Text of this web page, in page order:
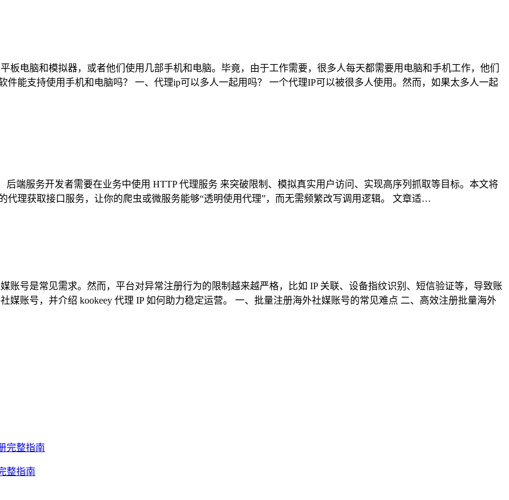
板电脑和模拟器，或者他们使用几部手机和电脑。毕竟，由于工作需要，很多人每天都需要用电脑和手机工作，他们
能支持使用手机和电脑吗？ 一、代理ip可以多人一起用吗？ 一个代理IP可以被很多人使用。然而，如果太多人一起
后端服务开发者需要在业务中使用 HTTP 代理服务 来突破限制、模拟真实用户访问、实现高序列抓取等目标。本文将
代理获取接口服务，让你的爬虫或微服务能够“透明使用代理”，而无需频繁改写调用逻辑。 文章适…
账号是常见需求。然而，平台对异常注册行为的限制越来越严格，比如 IP 关联、设备指纹识别、短信验证等，导致账
账号，并介绍 kookeey 代理 IP 如何助力稳定运营。 一、批量注册海外社媒账号的常见难点 二、高效注册批量海外
整指南